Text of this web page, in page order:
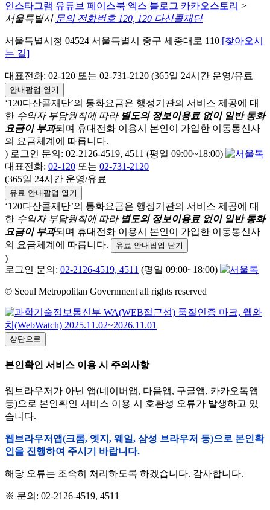
인스타그램 유튜브 페이스북 엑스 블로그 카카오스토리 >
서울특별시 문의 전화번호 120, 120 다산콜재단
서울특별시청 04524 서울특별시 중구 세종대로 110 [찾아오시
는 길]
대표전화: 02-120 또는 02-731-2120 (365일 24시간 운영/유료
안내팝업 열기
‘120다산콜재단’의 통화요금은 행정기관의 서비스 제공에 대
한 수익자 부담원칙에 따라 별도의 정보이용료 없이 일반 통화
요금이 부과되며 휴대전화 이용시 본인이 가입한 이동통신사
의 요금체계에 따릅니다.
) 로그인 문의: 02-2126-4519, 4511 (평일 09:00~18:00)
대표전화: 02-120 또는 02-731-2120
(365일 24시간 운영/유료
유료 안내팝업 열기
‘120다산콜재단’의 통화요금은 행정기관의 서비스 제공에 대
한 수익자 부담원칙에 따라 별도의 정보이용료 없이 일반 통화
요금이 부과되며 휴대전화 이용시 본인이 가입한 이동통신사
의 요금체계에 따릅니다.
유료 안내팝업 닫기
)
로그인 문의: 02-2126-4519, 4511 (평일 09:00~18:00)
© Seoul Metropolitan Government all rights reserved
상단으로
본인확인 서비스 이용 시 주의사항
웹브라우저가 아닌 앱(네이버앱, 다음앱, 구글앱, 카카오톡앱
등)으로 본인확인 서비스 이용 시 호환성 오류가 발생하고 있
습니다.
웹브라우저앱(크롬, 엣지, 웨일, 삼성 브라우저 등)으로 본인확
인을 진행하여 주시기 바랍니다.
해당 오류는 조속히 처리하도록 하겠습니다. 감사합니다.
※ 문의: 02-2126-4519, 4511